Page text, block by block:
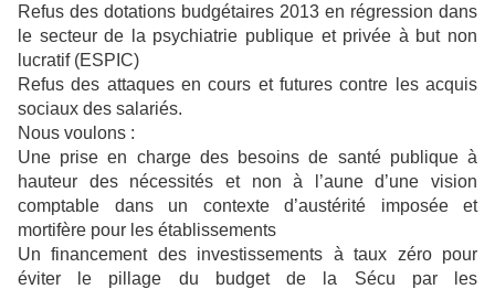
Refus des dotations budgétaires 2013 en régression dans
le secteur de la psychiatrie publique et privée à but non
lucratif (ESPIC)
Refus des attaques en cours et futures contre les acquis
sociaux des salariés.
Nous voulons :
Une prise en charge des besoins de santé publique à
hauteur des nécessités et non à l’aune d’une vision
comptable dans un contexte d’austérité imposée et
mortifère pour les établissements
Un financement des investissements à taux zéro pour
éviter le pillage du budget de la Sécu par les